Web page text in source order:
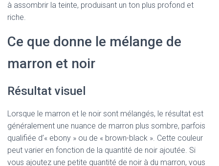
à assombrir la teinte, produisant un ton plus profond et
riche.
Ce que donne le mélange de
marron et noir
Résultat visuel
Lorsque le marron et le noir sont mélangés, le résultat est
généralement une nuance de marron plus sombre, parfois
qualifiée d’« ebony » ou de « brown-black ». Cette couleur
peut varier en fonction de la quantité de noir ajoutée. Si
vous ajoutez une petite quantité de noir à du marron, vous